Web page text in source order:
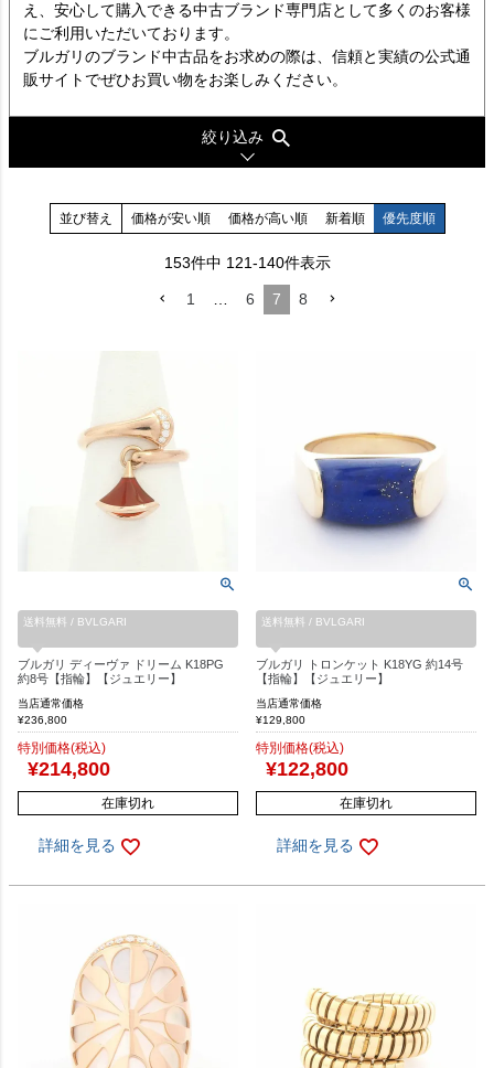
え、安心して購入できる中古ブランド専門店として多くのお客様
にご利用いただいております。
ブルガリのブランド中古品をお求めの際は、信頼と実績の公式通
販サイトでぜひお買い物をお楽しみください。
絞り込み
並び替え 価格が安い順 価格が高い順 新着順 優先度順
153件中 121-140件表示
1 … 6 7 8
送料無料 / BVLGARI
ブルガリ ディーヴァ ドリーム K18PG
約8号【指輪】【ジュエリー】
当店通常価格
¥236,800
特別価格(税込)
¥214,800
在庫切れ
詳細を見る
送料無料 / BVLGARI
ブルガリ トロンケット K18YG 約14号
【指輪】【ジュエリー】
当店通常価格
¥129,800
特別価格(税込)
¥122,800
在庫切れ
詳細を見る